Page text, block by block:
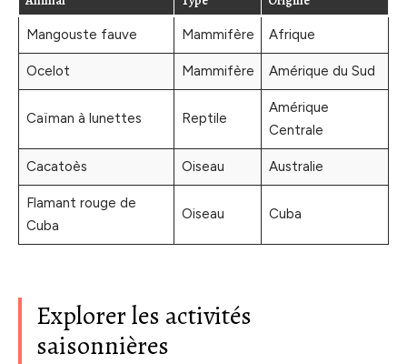
Mangouste fauve Mammifère Afrique
Ocelot Mammifère Amérique du Sud
Caïman à lunettes Reptile
Amérique
Centrale
Cacatoès Oiseau Australie
Flamant rouge de
Cuba
Oiseau Cuba
Explorer les activités
saisonnières